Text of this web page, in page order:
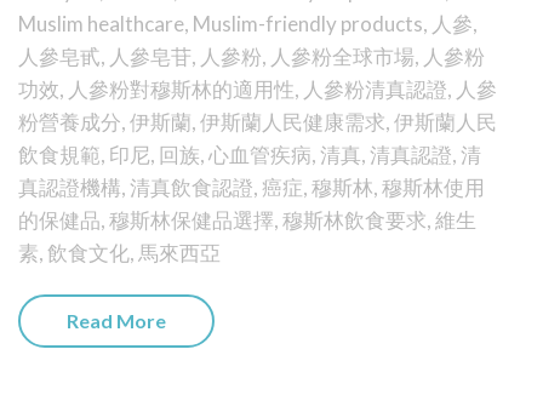
Muslim healthcare, Muslim-friendly products, 人參,
人參皂甙, 人參皂苷, 人參粉, 人參粉全球市場, 人參粉
功效, 人參粉對穆斯林的適用性, 人參粉清真認證, 人參
粉營養成分,伊斯蘭,伊斯蘭人民健康需求,伊斯蘭人民
飲食規範, 印尼, 回族,心血管疾病, 清真, 清真認證, 清
真認證機構, 清真飲食認證,癌症,穆斯林,穆斯林使用
的保健品,穆斯林保健品選擇,穆斯林飲食要求,維生
素,飲食文化, 馬來西亞
Read More